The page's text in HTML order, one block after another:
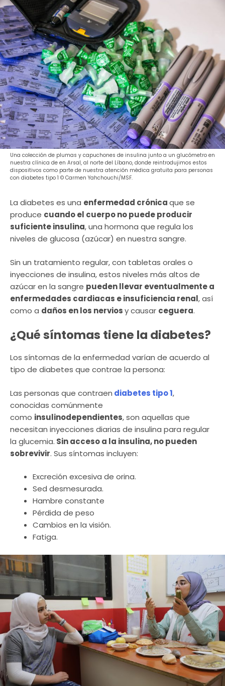
Una colección de plumas y capuchones de insulina junto a un glucómetro en
nuestra clínica de en Arsal, al norte del Líbano, donde reintrodujimos estos
dispositivos como parte de nuestra atención médica gratuita para personas
con diabetes tipo 1 © Carmen Yahchouchi/MSF.
La diabetes es una enfermedad crónicaque se
produce cuando el cuerpo no puede producir
suficiente insulina, una hormona que regula los
niveles de glucosa (azúcar) en nuestra sangre.
Sin un tratamiento regular, con tabletas orales o
inyecciones de insulina, estos niveles más altos de
azúcar en la sangre pueden llevar eventualmente a
enfermedades cardiacas e insuficiencia renal, así
como a daños en los nerviosy causar ceguera.
¿Qué síntomas tiene la diabetes?
Los síntomas de la enfermedad varían de acuerdo al
tipo de diabetes que contrae la persona:
Las personas que contraen diabetes tipo 1,
conocidas comúnmente
como insulinodependientes, son aquellas que
necesitan inyecciones diarias de insulina para regular
la glucemia. Sin acceso a la insulina, no pueden
sobrevivir. Sus síntomas incluyen:
Excreción excesiva de orina.
Sed desmesurada.
Hambre constante
Pérdida de peso
Cambios en la visión.
Fatiga.